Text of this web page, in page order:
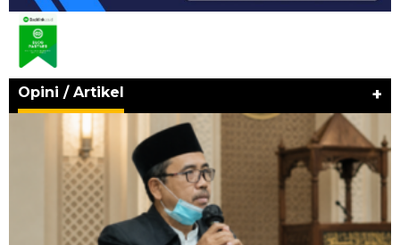
Opini / Artikel +